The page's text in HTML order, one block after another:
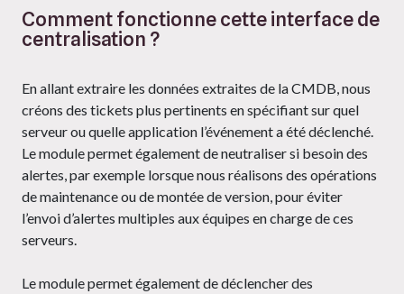
Comment fonctionne cette interface de
centralisation ?
En allant extraire les données extraites de la CMDB, nous
créons des tickets plus pertinents en spécifiant sur quel
serveur ou quelle application l’événement a été déclenché.
Le module permet également de neutraliser si besoin des
alertes, par exemple lorsque nous réalisons des opérations
de maintenance ou de montée de version, pour éviter
l’envoi d’alertes multiples aux équipes en charge de ces
serveurs.
Le module permet également de déclencher des